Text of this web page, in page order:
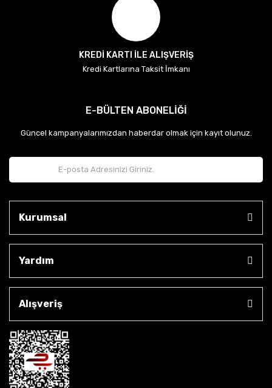
KREDİ KARTI İLE ALIŞVERİŞ
Kredi Kartlarına Taksit İmkanı
E-BÜLTEN ABONELİĞİ
Güncel kampanyalarımızdan haberdar olmak için kayıt olunuz.
Kurumsal
Yardım
Alışveriş